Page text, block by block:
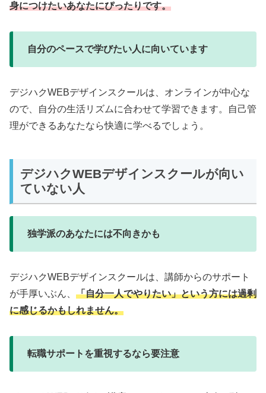
身につけたいあなたにぴったりです。
自分のペースで学びたい人に向いています
デジハクWEBデザインスクールは、オンラインが中心な
ので、自分の生活リズムに合わせて学習できます。自己管
理ができるあなたなら快適に学べるでしょう。
デジハクWEBデザインスクールが向い
ていない人
独学派のあなたには不向きかも
デジハクWEBデザインスクールは、講師からのサポート
が手厚いぶん、 「自分一人でやりたい」という方には過剰
に感じるかもしれません。
転職サポートを重視するなら要注意